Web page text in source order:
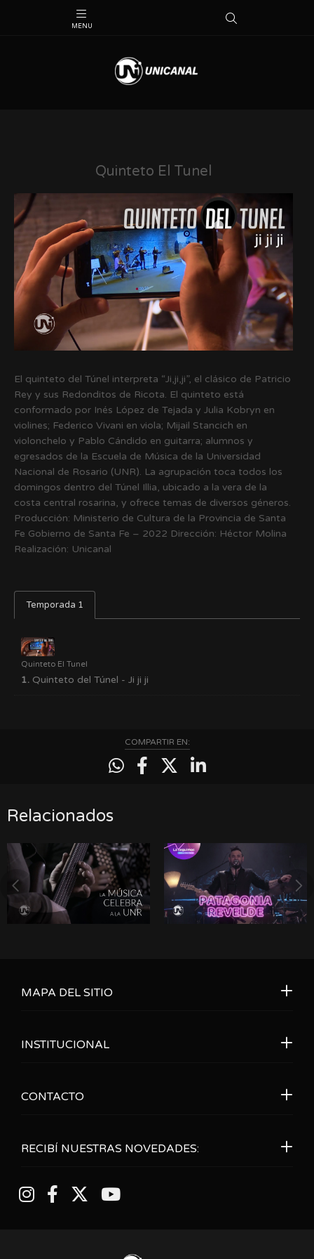
Quinteto El Tunel
El quinteto del Túnel interpreta “Ji,ji,ji”, el clásico de Patricio
Rey y sus Redonditos de Ricota. El quinteto está
conformado por Inés López de Tejada y Julia Kobryn en
violines; Federico Vivani en viola; Mijail Stancich en
violonchelo y Pablo Cándido en guitarra; alumnos y
egresados de la Escuela de Música de la Universidad
Nacional de Rosario (UNR). La agrupación toca todos los
domingos dentro del Túnel Illia, ubicado a la vera de la
costa central rosarina, y ofrece temas de diversos géneros.
Producción: Ministerio de Cultura de la Provincia de Santa
Fe Gobierno de Santa Fe – 2022 Dirección: Héctor Molina
Realización: Unicanal
Temporada 1
Quinteto El Tunel
1. Quinteto del Túnel - Ji ji ji
COMPARTIR EN:
Relacionados
RECIBÍ NUESTRAS NOVEDADES:
MAPA DEL SITIO
INSTITUCIONAL
CONTACTO